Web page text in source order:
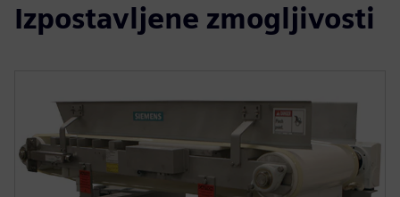
Izpostavljene zmogljivosti